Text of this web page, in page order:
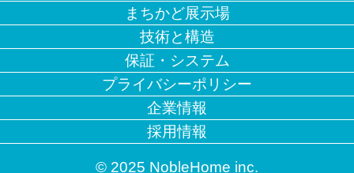
まちかど展示場
技術と構造
保証・システム
プライバシーポリシー
企業情報
採用情報
© 2025 NobleHome inc.